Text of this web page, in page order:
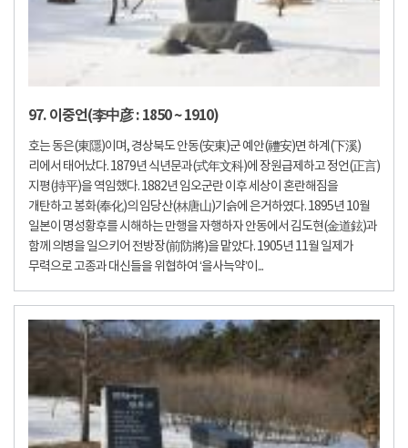
97. 이중언(李中彦 : 1850 ~ 1910)
호는 동은(東隱)이며, 경상북도 안동(安東)군 예안(禮安)면 하계(下溪)
리에서 태어났다. 1879년 식년문과(式年文科)에 장원급제하고 정언(正言)
지평(持平)을 역임했다. 1882년 임오군란 이후 세상이 혼란해짐을
개탄하고 봉화(奉化)의 임당산(林唐山)기슭에 은거하였다. 1895년 10월
일본이 명성황후를 시해하는 만행을 자행하자 안동에서 김도현(金道鉉)과
함께 의병을 일으키어 전방장(前防將)을 맡았다. 1905년 11월 일제가
무력으로 고종과 대신들을 위협하여 ‘을사늑약’이...